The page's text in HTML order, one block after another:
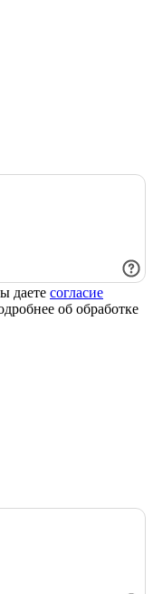
даете согласие
об обработке